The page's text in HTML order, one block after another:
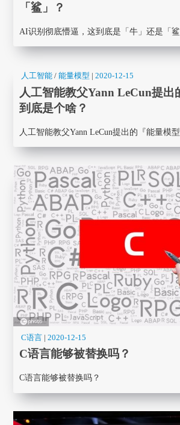
「鲨」？
AI识别彻底懵逼，这到底是「牛」还是「
人工智能 / 能量模型 |2020-12-15
人工智能教父Yann LeCun提出
到底是个啥？
人工智能教父Yann LeCun提出的『能量模
C语言 |2020-12-15
C语言能够被替换吗？
C语言能够被替换吗？